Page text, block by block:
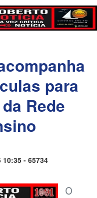
para
Rede
10:35 -65734
O